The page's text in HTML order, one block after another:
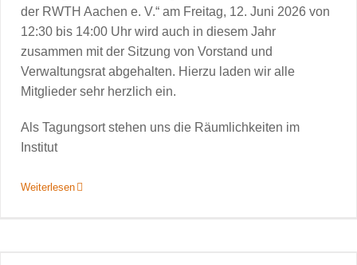
der RWTH Aachen e. V.“ am Freitag, 12. Juni 2026 von
12:30 bis 14:00 Uhr wird auch in diesem Jahr
zusammen mit der Sitzung von Vorstand und
Verwaltungsrat abgehalten. Hierzu laden wir alle
Mitglieder sehr herzlich ein.
Als Tagungsort stehen uns die Räumlichkeiten im
Institut
Weiterlesen